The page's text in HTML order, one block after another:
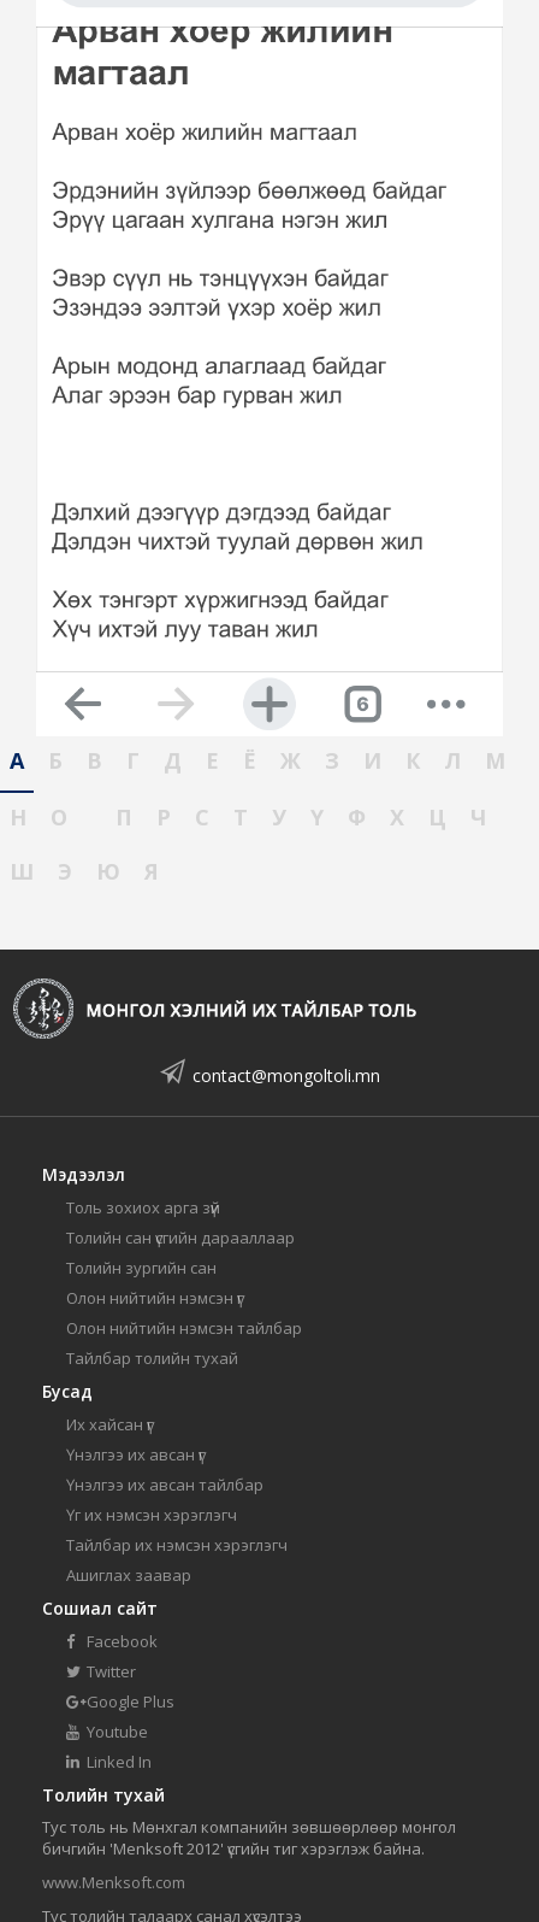
А Б В Г Д Е Ё Ж З И К Л
М
Н
О П Р С Т У Ү Ф Х Ц
Ч
Ш
Э Ю Я
contact@mongoltoli.mn
Мэдээлэл
Толь зохиох арга зүй
Толийн сан үсгийн дарааллаар
Толийн зургийн сан
Олон нийтийн нэмсэн үг
Олон нийтийн нэмсэн тайлбар
Тайлбар толийн тухай
Бусад
Их хайсан үг
Үнэлгээ их авсан үг
Үнэлгээ их авсан тайлбар
Үг их нэмсэн хэрэглэгч
Тайлбар их нэмсэн хэрэглэгч
Ашиглах заавар
Сошиал сайт
Facebook
Twitter
Google Plus
Youtube
Linked In
Толийн тухай
Тус толь нь Мөнхгал компанийн зөвшөөрлөөр монгол
бичгийн 'Menksoft 2012' үсгийн тиг хэрэглэж байна.
www.Menksoft.com
Тус толийн талаарх санал хүсэлтээ